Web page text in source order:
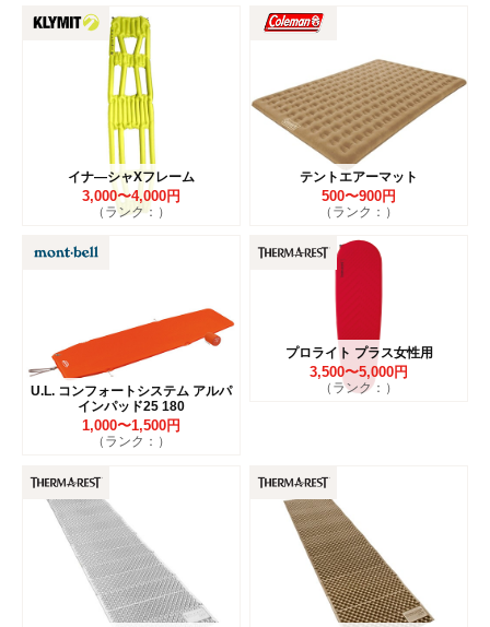
イナ―シャXフレーム
3,000〜4,000円
（ランク：）
テントエアーマット
500〜900円
（ランク：）
U.L. コンフォートシステム アルパ
インパッド25 180
1,000〜1,500円
（ランク：）
プロライト プラス女性用
3,500〜5,000円
（ランク：）